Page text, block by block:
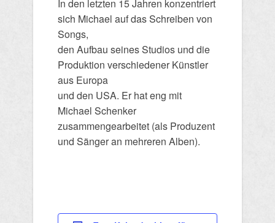
In den letzten 15 Jahren konzentriert
sich Michael auf das Schreiben von
Songs,
den Aufbau seines Studios und die
Produktion verschiedener Künstler
aus Europa
und den USA. Er hat eng mit
Michael Schenker
zusammengearbeitet (als Produzent
und Sänger an mehreren Alben).